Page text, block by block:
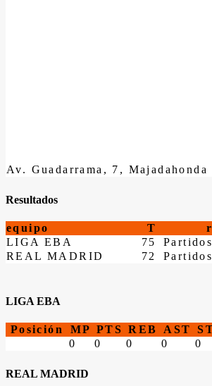
Av. Guadarrama, 7, Majadahonda
Resultados
equipo T
LIGA EBA
75
REAL MADRID
72
LIGA EBA
Posición MP PTS REB AST
0
0 0 0 0
REAL MADRID